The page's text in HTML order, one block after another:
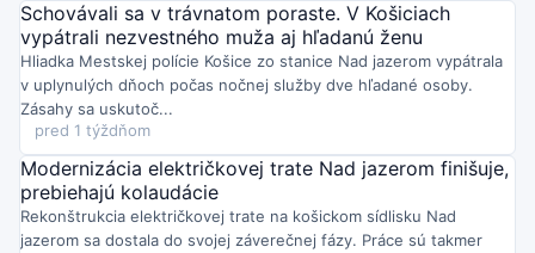
Schovávali sa v trávnatom poraste. V Košiciach
vypátrali nezvestného muža aj hľadanú ženu
Hliadka Mestskej polície Košice zo stanice Nad jazerom vypátrala
v uplynulých dňoch počas nočnej služby dve hľadané osoby.
Zásahy sa uskutoč...
pred 1 týždňom
Modernizácia električkovej trate Nad jazerom finišuje,
prebiehajú kolaudácie
Rekonštrukcia električkovej trate na košickom sídlisku Nad
jazerom sa dostala do svojej záverečnej fázy. Práce sú takmer